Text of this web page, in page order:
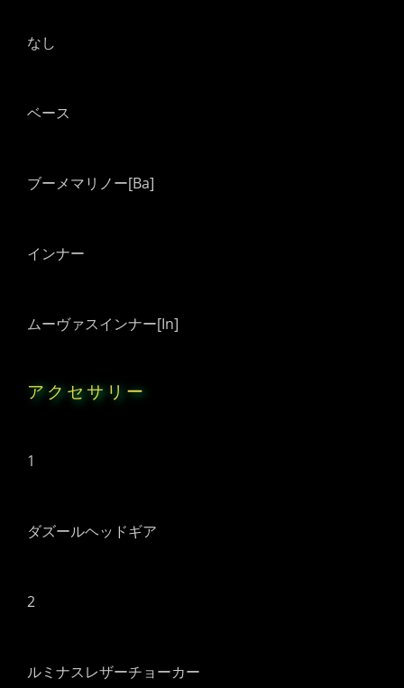
なし
ベース
ブーメマリノー[Ba]
インナー
ムーヴァスインナー[In]
アクセサリー
1
ダズールヘッドギア
2
ルミナスレザーチョーカー